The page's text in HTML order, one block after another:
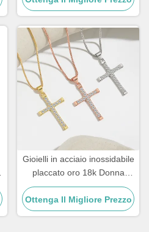
Gioielli in acciaio inossidabile
placcato oro 18k Donna
Collana girocollo Croce 20
pollici
Ottenga Il Migliore Prezzo